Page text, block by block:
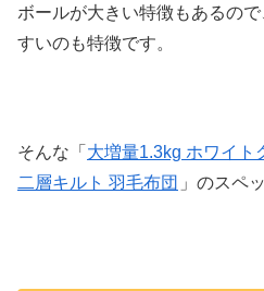
ボールが大きい特徴もあるの
すいのも特徴です。
そんな「 大増量1.3kg ホワイト
二層キルト 羽毛布団 」のスペ